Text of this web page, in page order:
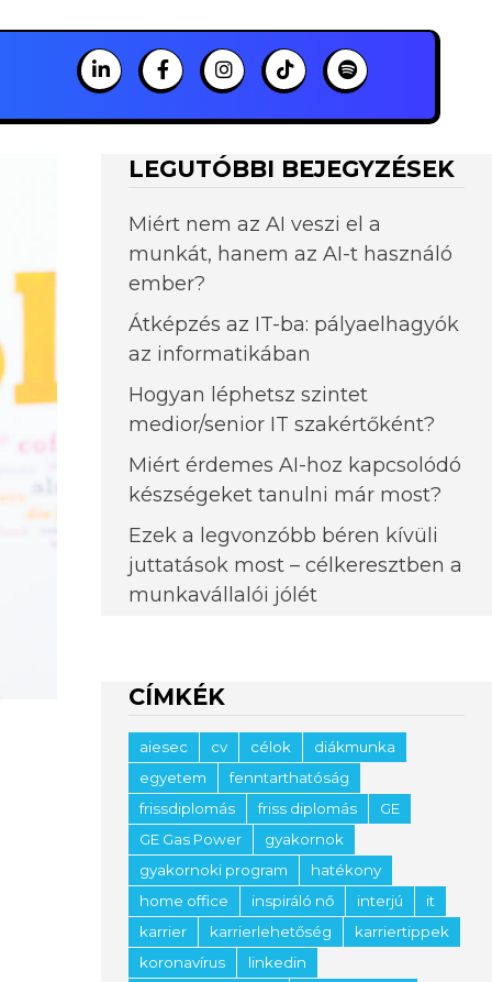
LEGUTÓBBI BEJEGYZÉSEK
Miért nem az AI veszi el a
munkát, hanem az AI-t használó
ember?
Átképzés az IT-ba: pályaelhagyók
az informatikában
Hogyan léphetsz szintet
medior/senior IT szakértőként?
Miért érdemes AI-hoz kapcsolódó
készségeket tanulni már most?
Ezek a legvonzóbb béren kívüli
juttatások most – célkeresztben a
munkavállalói jólét
CÍMKÉK
aiesec cv célok
diákmunka
egyetem
fenntarthatóság
frissdiplomás
friss diplomás
GE
GE Gas Power
gyakornok
gyakornoki program
hatékony
home office
inspiráló nő interjú
it
karrier
karrierlehetőség
karriertippek
koronavírus
linkedin